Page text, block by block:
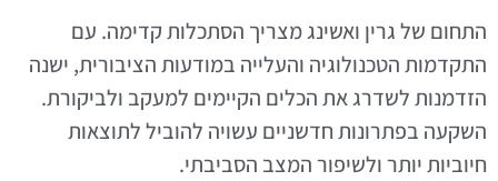
התחום של גרין ואשינג מצריך הסתכלות קדימה. עם
התקדמות הטכנולוגיה והעלייה במודעות הציבורית, ישנה
הזדמנות לשדרג את הכלים הקיימים למעקב ולביקורת.
השקעה בפתרונות חדשניים עשויה להוביל לתוצאות
חיוביות יותר ולשיפור המצב הסביבתי.